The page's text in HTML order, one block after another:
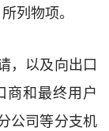
列物项。
，以及向出口
商和最终用户
公司等分支机